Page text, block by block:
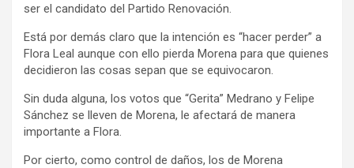
ser el candidato del Partido Renovación.
Está por demás claro que la intención es “hacer perder” a
Flora Leal aunque con ello pierda Morena para que quienes
decidieron las cosas sepan que se equivocaron.
Sin duda alguna, los votos que “Gerita” Medrano y Felipe
Sánchez se lleven de Morena, le afectará de manera
importante a Flora.
Por cierto, como control de daños, los de Morena